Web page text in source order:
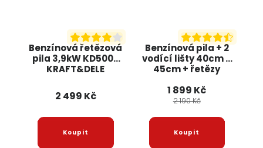
Benzínová řetězová
pila 3,9kW KD5000
KRAFT&DELE
2 499 Kč
Benzínová pila + 2
vodící lišty 40cm a
45cm + řetězy
1 899 Kč
2 190 Kč